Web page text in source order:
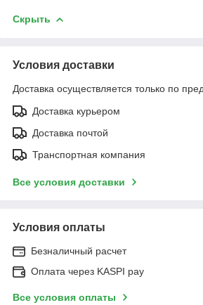
Скрыть
Условия доставки
Доставка осуществляется только по
Доставка курьером
Доставка почтой
Транспортная компания
Все условия доставки
Условия оплаты
Безналичный расчет
Оплата через KASPI pay
Все условия оплаты